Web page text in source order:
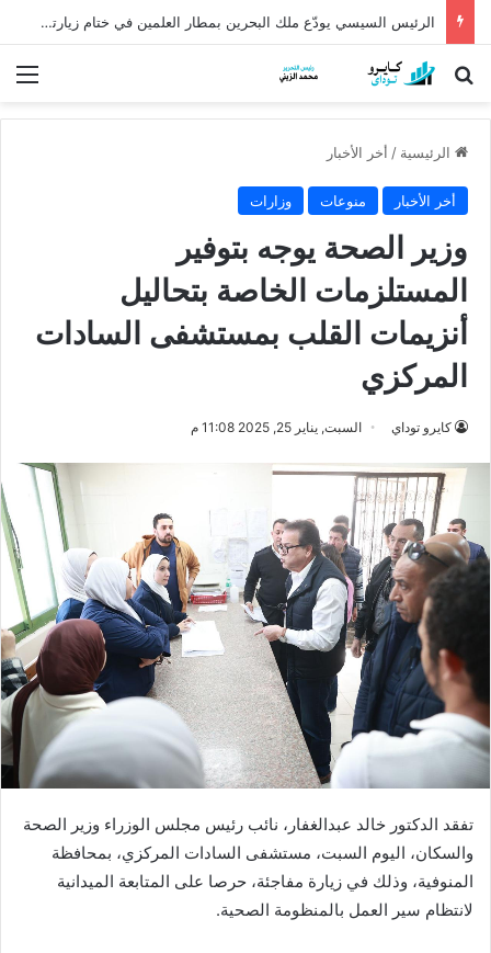
الرئيس السيسي يودّع ملك البحرين بمطار العلمين في ختام زيارته إلى مصر
بحث عن
الرئيسية / أخر الأخبار
أخر الأخبار منوعات وزارات
وزير الصحة يوجه بتوفير
المستلزمات الخاصة بتحاليل
أنزيمات القلب بمستشفى السادات
المركزي
كايرو توداي السبت, يناير 25, 2025 11:08 م
تفقد الدكتور خالد عبدالغفار، نائب رئيس مجلس الوزراء وزير الصحة
والسكان، اليوم السبت، مستشفى السادات المركزي، بمحافظة
المنوفية، وذلك في زيارة مفاجئة، حرصا على المتابعة الميدانية
لانتظام سير العمل بالمنظومة الصحية.